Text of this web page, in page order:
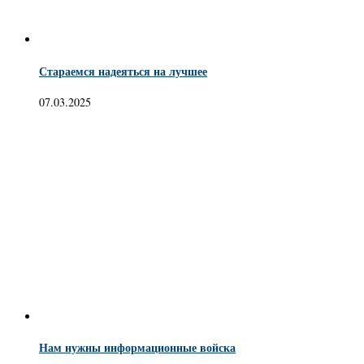
Стараемся надеяться на лучшее
07.03.2025
Нам нужны информационные войска